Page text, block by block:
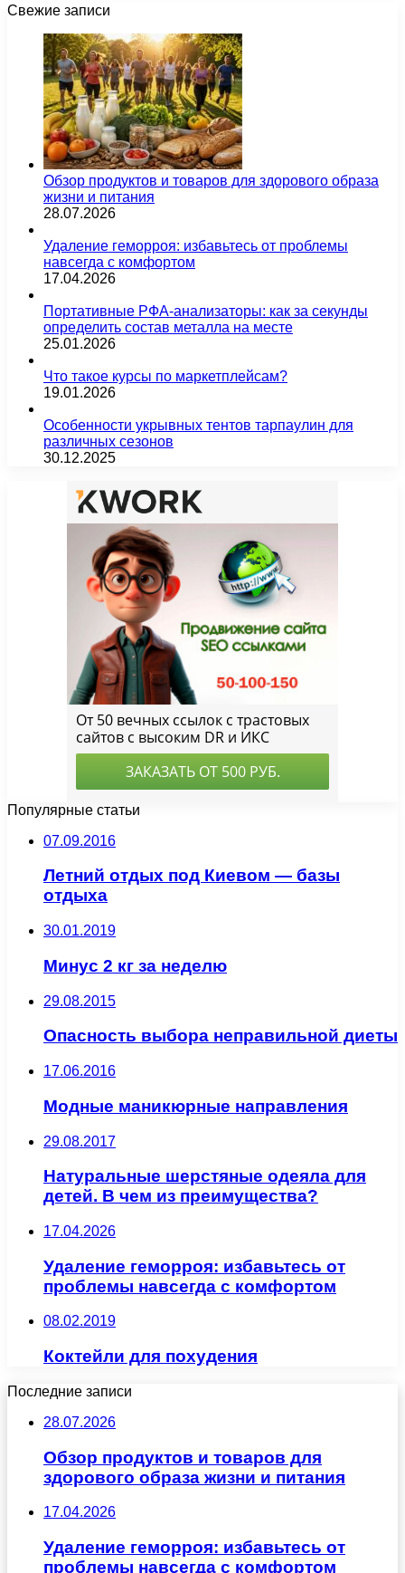
Свежие записи
Обзор продуктов и товаров для здорового образа
жизни и питания
28.07.2026
Удаление геморроя: избавьтесь от проблемы
навсегда с комфортом
17.04.2026
Портативные РФА-анализаторы: как за секунды
определить состав металла на месте
25.01.2026
Что такое курсы по маркетплейсам?
19.01.2026
Особенности укрывных тентов тарпаулин для
различных сезонов
30.12.2025
Популярные статьи
07.09.2016
Летний отдых под Киевом — базы
отдыха
30.01.2019
Минус 2 кг за неделю
29.08.2015
Опасность выбора неправильной диеты
17.06.2016
Модные маникюрные направления
29.08.2017
Натуральные шерстяные одеяла для
детей. В чем из преимущества?
17.04.2026
Удаление геморроя: избавьтесь от
проблемы навсегда с комфортом
08.02.2019
Коктейли для похудения
Последние записи
28.07.2026
Обзор продуктов и товаров для
здорового образа жизни и питания
17.04.2026
Удаление геморроя: избавьтесь от
проблемы навсегда с комфортом